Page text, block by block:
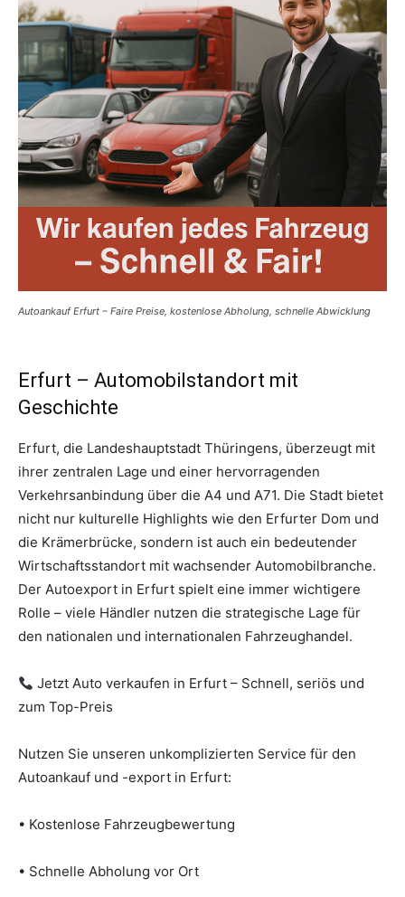
Autoankauf Erfurt – Faire Preise, kostenlose Abholung, schnelle Abwicklung
Erfurt – Automobilstandort mit
Geschichte
Erfurt, die Landeshauptstadt Thüringens, überzeugt mit
ihrer zentralen Lage und einer hervorragenden
Verkehrsanbindung über die A4 und A71. Die Stadt bietet
nicht nur kulturelle Highlights wie den Erfurter Dom und
die Krämerbrücke, sondern ist auch ein bedeutender
Wirtschaftsstandort mit wachsender Automobilbranche.
Der Autoexport in Erfurt spielt eine immer wichtigere
Rolle – viele Händler nutzen die strategische Lage für
den nationalen und internationalen Fahrzeughandel.
Jetzt Auto verkaufen in Erfurt – Schnell, seriös und
zum Top-Preis
Nutzen Sie unseren unkomplizierten Service für den
Autoankauf und -export in Erfurt:
• Kostenlose Fahrzeugbewertung
• Schnelle Abholung vor Ort